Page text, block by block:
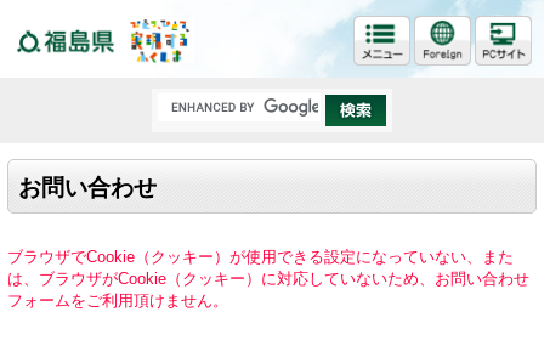
お問い合わせ
ブラウザでCookie（クッキー）が使用できる設定になっていない、また
は、ブラウザがCookie（クッキー）に対応していないため、お問い合わせ
フォームをご利用頂けません。